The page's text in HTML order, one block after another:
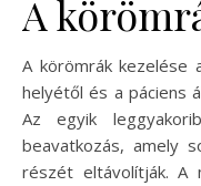
A
A körömrák kezelése
helyétől és a páciens
Az egyik
beavatkozás, amely
részét eltávolítják.